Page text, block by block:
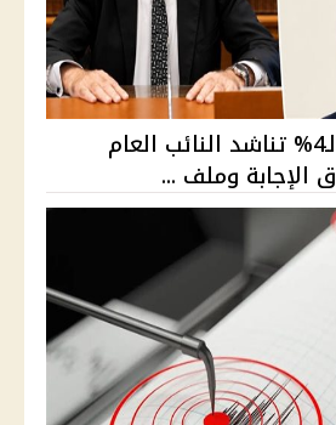
أسرة ريم طالبة الـ4% تناشد النائب العام
الإجابة وملف ...